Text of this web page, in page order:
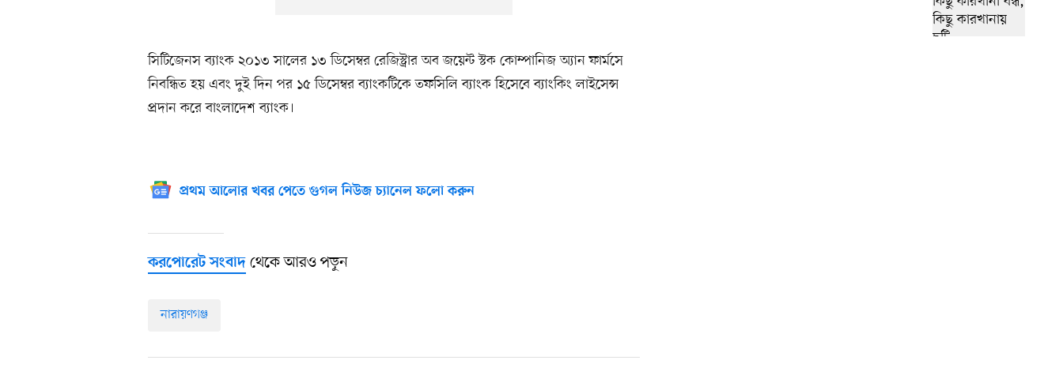
সিটিজেনস ব্যাংক ২০১৩ সালের ১৩ ডিসেম্বর রেজিস্ট্রার অব জয়েন্ট স্টক কোম্পানিজ অ্যান ফার্মসে
নিবন্ধিত হয় এবং দুই দিন পর ১৫ ডিসেম্বর ব্যাংকটিকে তফসিলি ব্যাংক হিসেবে ব্যাংকিং লাইসেন্স
প্রদান করে বাংলাদেশ ব্যাংক।
প্রথম আলোর খবর পেতে গুগল নিউজ চ্যানেল ফলো করুন
করপোরেট সংবাদ থেকে আরও পড়ুন
নারায়ণগঞ্জ